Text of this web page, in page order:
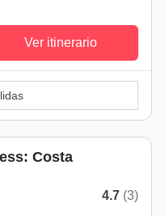
Ver itinerario
Costa
4.7 (3)